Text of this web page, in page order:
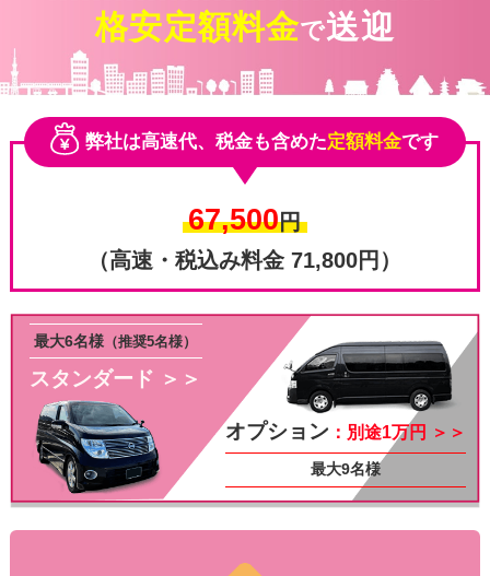
その他
格安定額料金で送迎
弊社は高速代、税金も含めた定額料金です
67,500円
（高速・税込み料金 71,800円）
スタンダード ＞＞
最大6名様 （推奨5名様）
オプション ：別途1万円 ＞＞
最大9名様